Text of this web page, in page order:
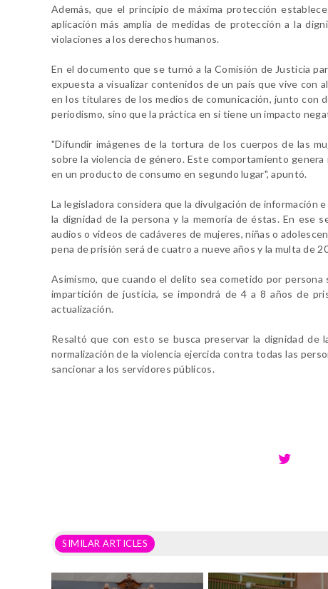
Además, que el principio de máxima protección
aplicación más amplia de medidas de protección a la
violaciones a los derechos humanos.
En el documento que se turnó a la Comisión de Justicia
expuesta a visualizar contenidos de un país que vive con
en los titulares de los medios de comunicación, junto
periodismo, sino que la práctica en sí tiene un impacto
"Difundir imágenes de la tortura de los cuerpos de las
sobre la violencia de género. Este comportamiento
en un producto de consumo en segundo lugar", apuntó.
La legisladora considera que la divulgación de información
la dignidad de la persona y la memoria de éstas. En ese
audios o videos de cadáveres de mujeres, niñas o
pena de prisión será de cuatro a nueve años y la multa de
Asimismo, que cuando el delito sea cometido por
impartición de justicia, se impondrá de 4 a 8 años de
actualización.
Resaltó que con esto se busca preservar la dignidad de
normalización de la violencia ejercida contra todas las
sancionar a los servidores públicos.
SIMILAR ARTICLES